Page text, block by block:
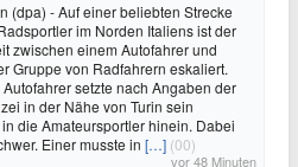
(dpa) - Auf einer beliebten Strecke
im Norden Italiens ist der
zwischen einem Autofahrer und
Gruppe von Radfahrern eskaliert.
Autofahrer setzte nach Angaben der
in der Nähe von Turin sein
die Amateursportler hinein. Dabei
Einer musste in […] (00)
vor 48 Minuten